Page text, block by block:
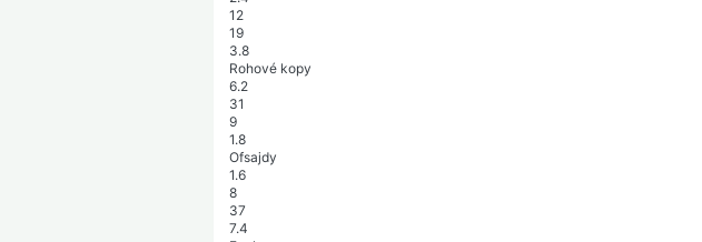
12
19
3.8
Rohové kopy
6.2
31
9
1.8
Ofsajdy
1.6
8
37
7.4